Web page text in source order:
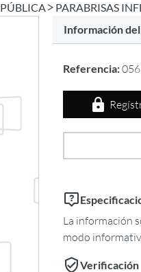
PARABRISAS
Información
Referencia:
La información
modo
Verificación